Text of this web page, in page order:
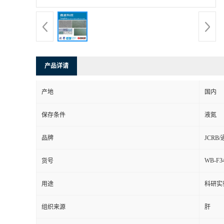
产品详请
产地 国内
保存条件 液氮
品牌 JCRB/
货号 WB-
用途 科研实
组织来源 肝